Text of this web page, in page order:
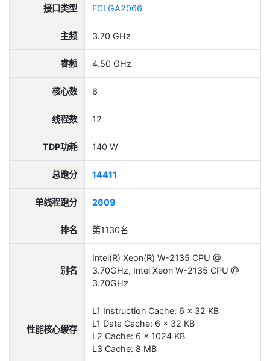
接口类型 FCLGA2066
主频 3.70 GHz
睿频 4.50 GHz
核心数 6
线程数 12
TDP功耗 140 W
总跑分 14411
单线程跑分 2609
排名 第1130名
别名
Intel(R) Xeon(R) W-2135 CPU @
3.70GHz, Intel Xeon W-2135 CPU @
3.70GHz
性能核心缓存
L1 Instruction Cache: 6 x 32 KB
L1 Data Cache: 6 x 32 KB
L2 Cache: 6 x 1024 KB
L3 Cache: 8 MB